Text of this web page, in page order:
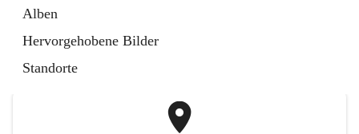
Alben
Hervorgehobene Bilder
Standorte
Tab